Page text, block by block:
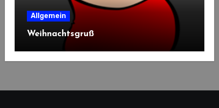
Allgemein
Weihnachtsgruß